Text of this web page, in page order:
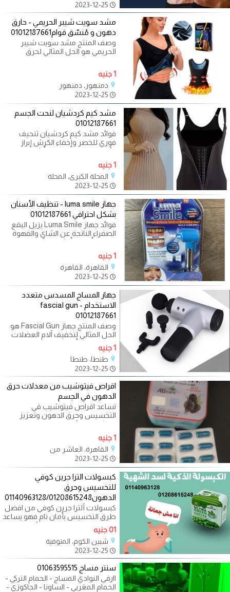
مشد سويت شيبر الحريمي - حارق
دهون و مُنسّق قوام01012187661
وصف المنتج مشد سويت شيبر
الحريمي هو الحل المثالي لحرق
الدهون وشد الجسم بطريقة صحية
وسريعة. مصنوع
1 جنيه
دمنهور، دمنهور
مشد كيم كردشيان لنحت الجسم
01012187661
فوائد مشد كيم كردشيان تنحيف
فوري للخصر وإخفاء الكرش إبراز
الأرداف والصدر لمظهر أنثوي متناسق
1 جنيه
المحلة الكبرى، المحلة
جهاز luma smile - تنظيف الأسنان
بشكل احترافي 01012187661
فوائد جهاز Luma Smile يزيل البقع
الصفراء الناتجة عن الشاي والقهوة
يمنحك أسنان أكثر لمعانًا ونظافة
1 جنيه
القاهرة، القاهرة
جهاز المساج المسدس متعدد
الاستخدام - fascial gun
01012187661
وصف المنتج جهاز Fascial Gun هو
الحل المثالي لتخفيف آلام العضلات
بعد التمارين أو الإجهاد اليومي. يعمل
1 جنيه
طنطا، طنطا
اقراص فيتوشيب من معدلات حرق
الدهون في الجسم
تساعد اقراص فيتوشيب في
التخسيس وحرق الدهون وتعزيز
التمثيل الغذائي. تحتوي على
مستخلصات نباتية
1 جنيه
القاهرة، العاشر من
كبسولات الترا جرين كوفي
للتخسيس وحرق
الدهون01140963128/01208615248
كبسولات ألترا جرين كوفي من افضل
طرق التخسيس بأمان تام فهو يساعد
على التخلص من الوزن الزائد.طبيعي
01 جنيه
شبين الكوم، المنوفية
سنتر مساج 01063595515
اارقي النوادي المساج - الحمام التركي -
الحمام المغربي - الساونا - الجاكوزي -